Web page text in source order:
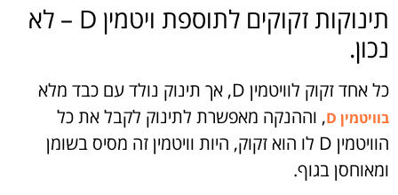
תינוקות זקוקים לתוספת ויטמין D – לא
נכון.
כל אחד זקוק לוויטמין D, אך תינוק נולד עם כבד מלא
בוויטמין D
, וההנקה מאפשרת לתינוק לקבל את כל
הוויטמין D לו הוא זקוק, היות וויטמין זה מסיס בשומן
ומאוחסן בגוף.